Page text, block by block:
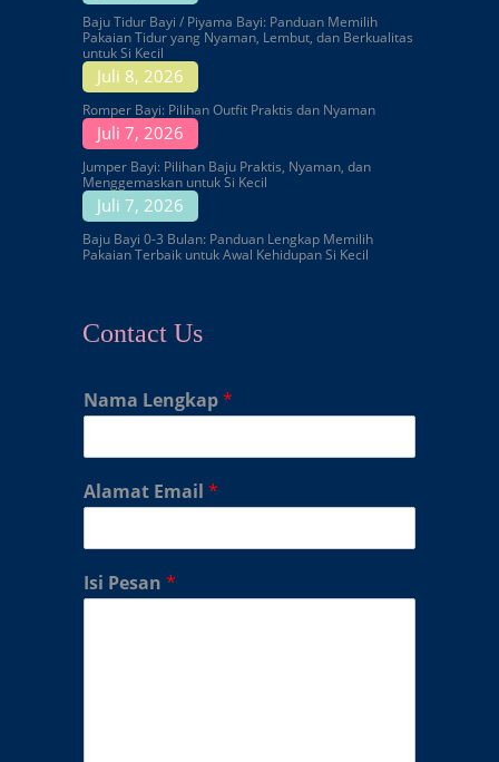
Baju Tidur Bayi / Piyama Bayi: Panduan Memilih
Pakaian Tidur yang Nyaman, Lembut, dan Berkualitas
untuk Si Kecil
Juli 8, 2026
Romper Bayi: Pilihan Outfit Praktis dan Nyaman
Juli 7, 2026
Jumper Bayi: Pilihan Baju Praktis, Nyaman, dan
Menggemaskan untuk Si Kecil
Juli 7, 2026
Baju Bayi 0-3 Bulan: Panduan Lengkap Memilih
Pakaian Terbaik untuk Awal Kehidupan Si Kecil
Contact Us
Nama Lengkap*
Alamat Email *
Isi Pesan *